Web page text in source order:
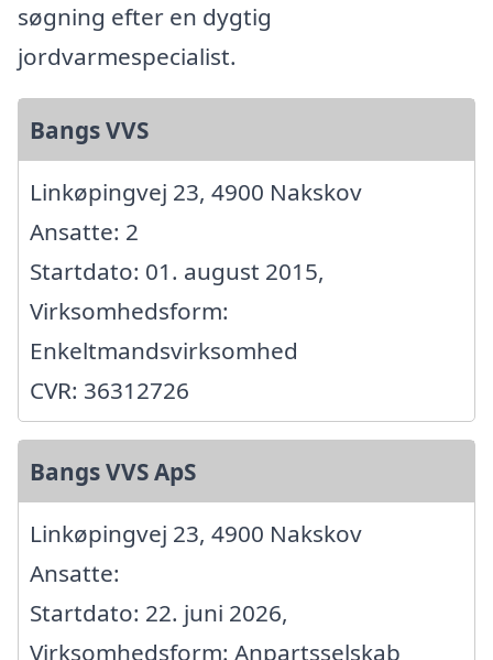
søgning efter en dygtig
jordvarmespecialist.
Bangs VVS
Linkøpingvej 23, 4900 Nakskov
Ansatte: 2
Startdato: 01. august 2015,
Virksomhedsform:
Enkeltmandsvirksomhed
CVR: 36312726
Bangs VVS ApS
Linkøpingvej 23, 4900 Nakskov
Ansatte:
Startdato: 22. juni 2026,
Virksomhedsform: Anpartsselskab